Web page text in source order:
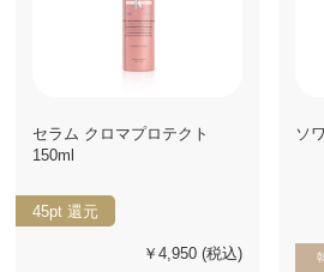
セラム クロマプロテクト
150ml
45pt 還元
￥4,950 (税込)
ソ